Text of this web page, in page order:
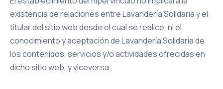
existencia de relaciones entre Lavandería Solidaria y el
titular del sitio web desde el cual se realice, ni el
conocimiento y aceptación de Lavandería Solidaria de
los contenidos, servicios y/o actividades ofrecidas en
dicho sitio web, y viceversa.